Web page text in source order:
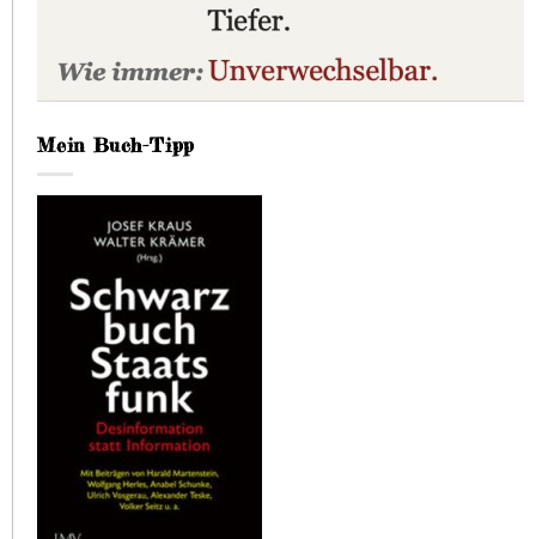
Mein Buch-Tipp